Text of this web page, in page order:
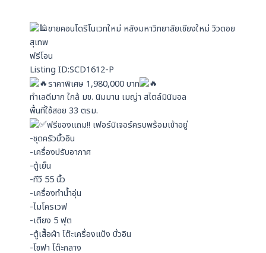
p
p
ขายคอนโดรีโนเวทใหม่ หลังมหาวิทยาลัยเชียงใหม่ วิวดอย
สุเทพ
ฟรีโอน
Listing ID:SCD1612-P
ราคาพิเศษ 1,980,000 บาท
ทำเลดีมาก ใกล้ มช. นิมมาน เมญ่า สไตล์มินิมอล
พื้นที่ใช้สอย 33 ตรม.
ฟรีของแถม!! เฟอร์นิเจอร์ครบพร้อมเข้าอยู่
-ชุดครัวบิ้วอิน
-เครื่องปรับอากาศ
-ตู้เย็น
-ทีวี 55 นิ้ว
-เครื่องทำน้ำอุ่น
-ไมโครเวฟ
-เตียง 5 ฟุต
-ตู้เสื้อผ้า โต๊ะเครื่องแป้ง บิ้วอิน
-โซฟา โต๊ะกลาง